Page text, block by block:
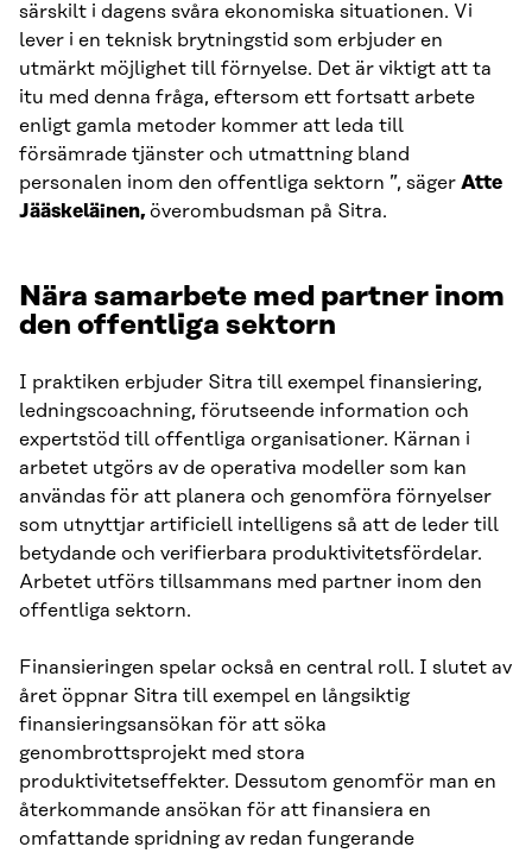
särskilt i dagens svåra ekonomiska situationen. Vi
lever i en teknisk brytningstid som erbjuder en
utmärkt möjlighet till förnyelse. Det är viktigt att ta
itu med denna fråga, eftersom ett fortsatt arbete
enligt gamla metoder kommer att leda till
försämrade tjänster och utmattning bland
personalen inom den offentliga sektorn ”, säger Atte
Jääskeläinen, överombudsman på Sitra.
Nära samarbete med partner inom
den offentliga sektorn
I praktiken erbjuder Sitra till exempel finansiering,
ledningscoachning, förutseende information och
expertstöd till offentliga organisationer. Kärnan i
arbetet utgörs av de operativa modeller som kan
användas för att planera och genomföra förnyelser
som utnyttjar artificiell intelligens så att de leder till
betydande och verifierbara produktivitetsfördelar.
Arbetet utförs tillsammans med partner inom den
offentliga sektorn.
Finansieringen spelar också en central roll. I slutet av
året öppnar Sitra till exempel en långsiktig
finansieringsansökan för att söka
genombrottsprojekt med stora
produktivitetseffekter. Dessutom genomför man en
återkommande ansökan för att finansiera en
omfattande spridning av redan fungerande